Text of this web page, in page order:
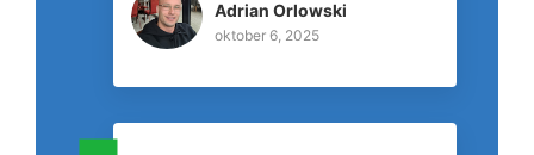
aanbevelen. De juiste persoon op de
juiste plek. Ik raad hem aan.
Adrian Orlowski
oktober 6, 2025